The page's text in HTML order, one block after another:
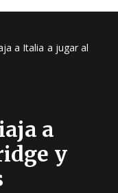
a Italia a jugar al
a
y